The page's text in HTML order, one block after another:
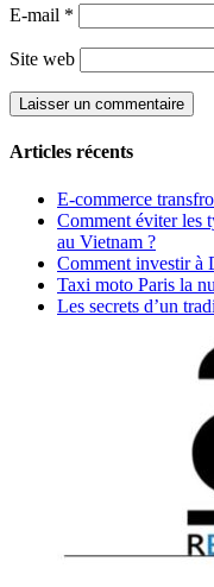
E-mail *
Site web
Articles récents
E-commerce
Comment éviter les
au Vietnam ?
Comment investir à
Taxi moto Paris la
Les secrets d’un